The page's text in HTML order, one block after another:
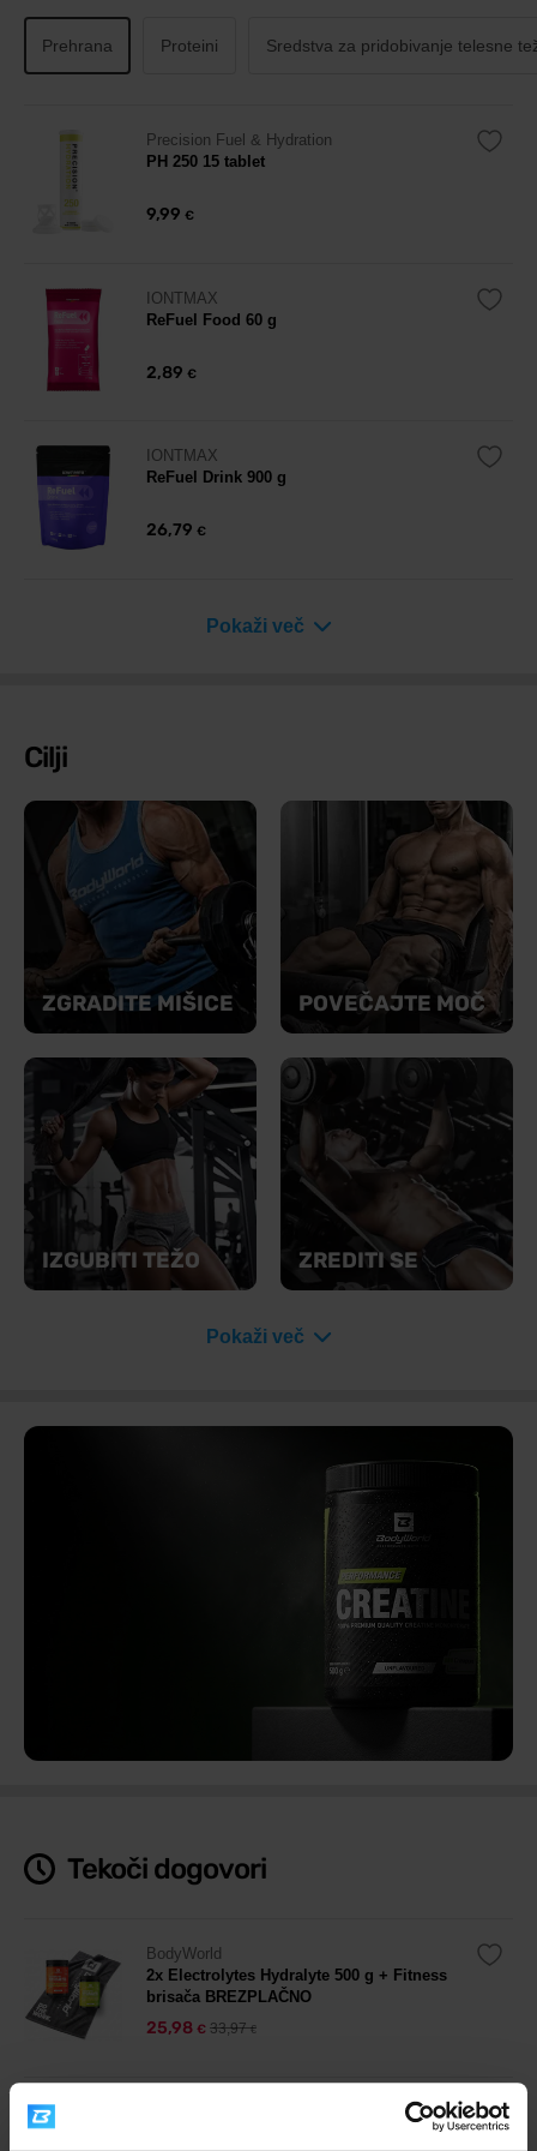
Prehrana Proteini Sredstva za pridobivanje telesne
Precision Fuel & Hydration
PH 250 15 tablet
9,99 €
IONTMAX
ReFuel Food 60 g
2,89 €
IONTMAX
ReFuel Drink 900 g
26,79 €
Pokaži več
Cilji
ZGRADITE MIŠICE POVEČAJTE MOČ
IZGUBITI TEŽO ZREDITI SE
Pokaži več
TRGOVINA
Tekoči dogovori
BodyWorld
2x Electrolytes Hydralyte 500 g + Fitness
brisača BREZPLAČNO
25,98 € 33,97€
Nexa Probiotic 1 + 1 GRATIS 2 x 30 kapsul